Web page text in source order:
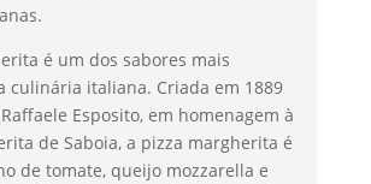
é um dos sabores mais
culinária italiana. Criada em 1889
Esposito, em homenagem à
de Saboia, a pizza margherita é
de tomate, queijo mozzarella e